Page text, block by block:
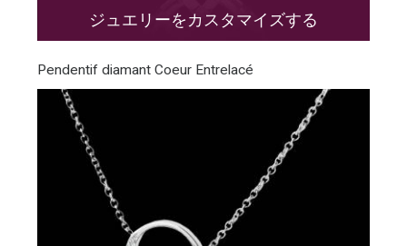
ジュエリーをカスタマイズする
Pendentif diamant Coeur Entrelacé